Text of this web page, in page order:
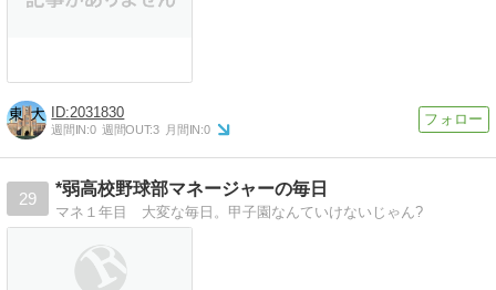
2031830
週間IN:0 週間OUT:3 月間IN:0
29
*弱高校野球部マネージャーの毎日
マネ１年目 大変な毎日。甲子園なんていけないじゃん?